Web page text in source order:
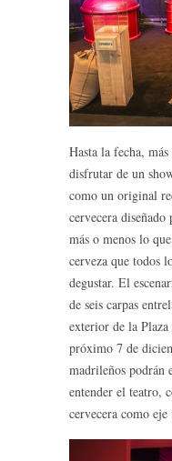
Hasta la fecha,
disfrutar de un
como un original
cervecera
más o menos lo
cerveza que todos
degustar. El
de seis carpas
exterior de la Plaza
próximo 7 de
madrileños podrán
entender el teatro,
cervecera como